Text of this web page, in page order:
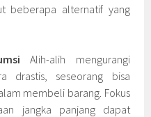
beberapa alternatif yang
Alih-alih mengurangi
drastis, seseorang bisa
membeli barang. Fokus
jangka panjang dapat